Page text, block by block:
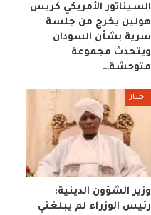
السيناتور الأمريكي كريس
هولين يخرج من جلسة
سرية بشأن السودان
ويتحدث مجموعة
متوحشة…
اخبار
وزير الشؤون الدينية:
رئيس الوزراء لم يبلغني